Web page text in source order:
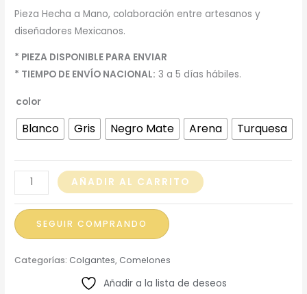
Pieza Hecha a Mano, colaboración entre artesanos y
diseñadores Mexicanos.
* PIEZA DISPONIBLE PARA ENVIAR
* TIEMPO DE ENVÍO NACIONAL: 3 a 5 días hábiles.
color
Blanco Gris Negro Mate Arena Turquesa
Comelón
Erizo
de
Pared
AÑADIR AL CARRITO
SEGUIR COMPRANDO
Categorías: Colgantes, Comelones
Añadir a la lista de deseos